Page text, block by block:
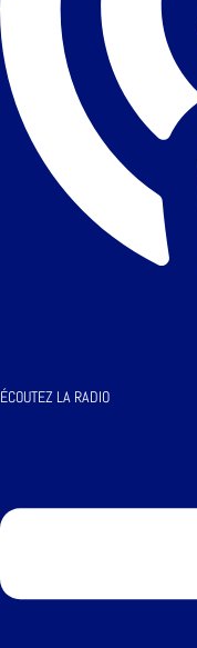
ÉCOUTEZ LA RADIO